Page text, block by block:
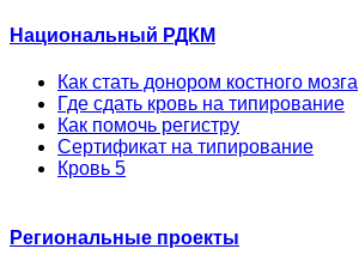
Национальный РДКМ
Как стать донором костного мозга
Где сдать кровь на типирование
Как помочь регистру
Сертификат на типирование
Кровь 5
Региональные проекты